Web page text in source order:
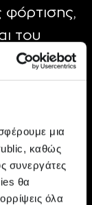
μια
καθώς
συνεργάτες
θα
όλα
του
, για την